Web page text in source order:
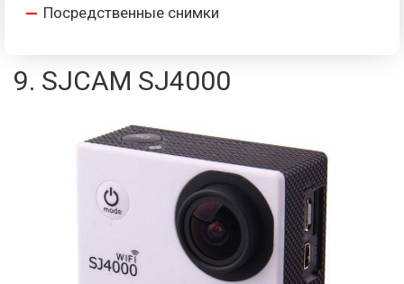
Посредственные снимки
9. SJCAM SJ4000